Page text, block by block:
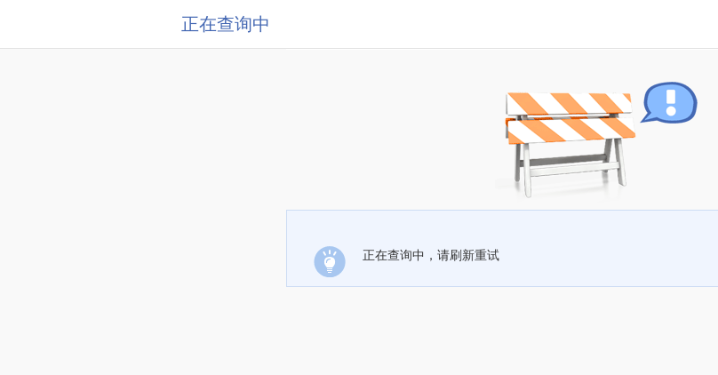
正在查询中
正在查询中，请刷新重试